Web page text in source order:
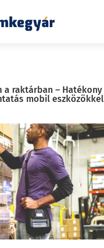
a raktárban – Hatékony
mobil eszközökkel